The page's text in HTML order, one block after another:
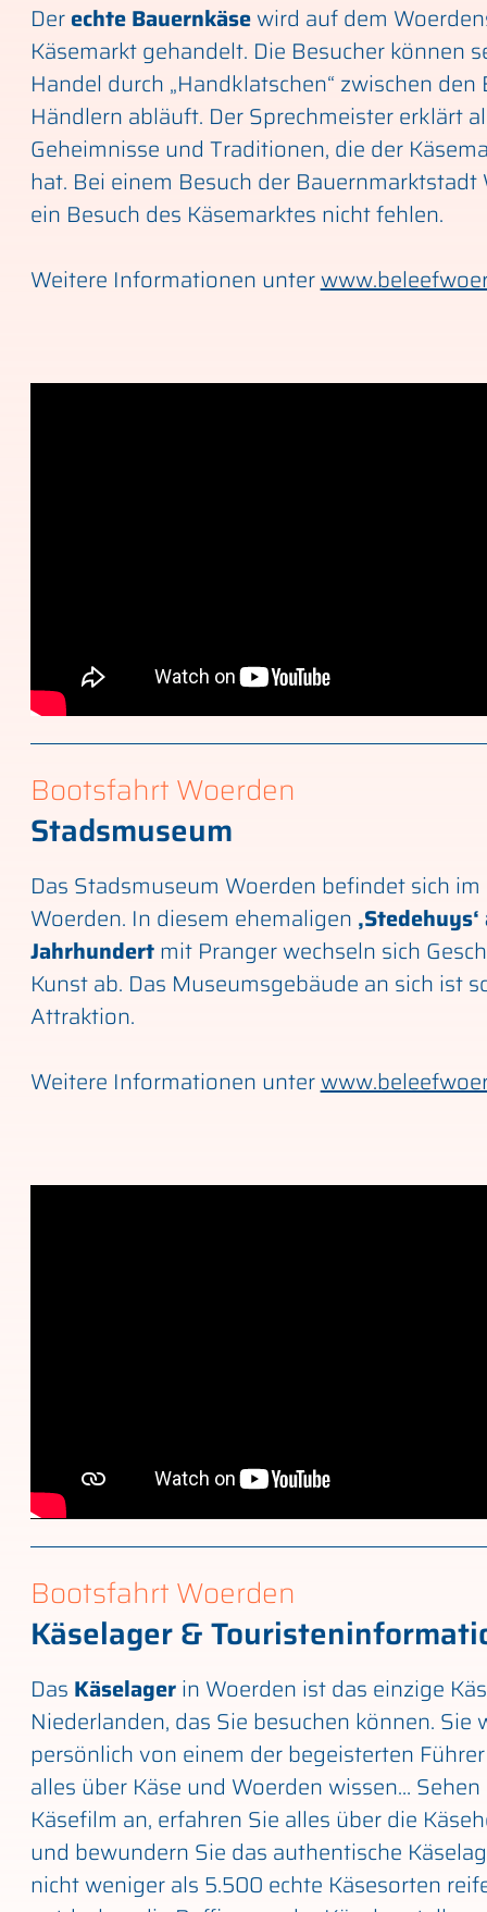
Derechte Bauernkäsewird auf dem
Käsemarkt gehandelt. Die Besucher können
Handel durch „Handklatschen“ zwischen
Händlern abläuft. Der Sprechmeister erklärt
Geheimnisse und Traditionen, die der
hat. Bei einem Besuch der Bauernmarktstadt
ein Besuch des Käsemarktes nicht fehlen.
Weitere Informationen unter
Bootsfahrt Woerden
Stadsmuseum
Das Stadsmuseum Woerden befindet sich
Woerden. In diesem ehemaligen
Jahrhundertmit Pranger wechseln sich
Kunst ab. Das Museumsgebäude an sich ist
Attraktion.
Weitere Informationen unter
Bootsfahrt Woerden
Käselager &
Das Käselagerin Woerden ist das einzige
Niederlanden, das Sie besuchen können. Sie
persönlich von einem der begeisterten
alles über Käse und Woerden wissen…
Käsefilm an, erfahren Sie alles über die
und bewundern Sie das authentische
nicht weniger als 5.500 echte Käsesorten